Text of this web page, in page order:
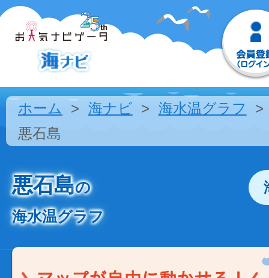
ホーム 海ナビ
海水温グラフ
悪石島
悪石島の
海水温グラフ